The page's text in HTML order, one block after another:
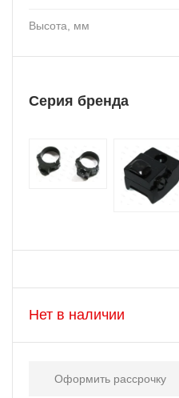
Высота, мм
Серия бренда
Нет в наличии
Оформить рассрочку